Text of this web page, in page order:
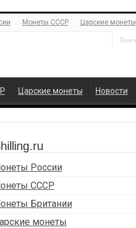
Монеты СССР Царские монеты
Царские монеты Новости
России
СССР
Британии
монеты